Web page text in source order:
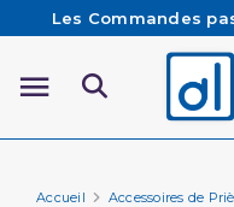
Les Commandes
sont préparées
Besoin d'aide
Livraison
Accueil Accessoires de